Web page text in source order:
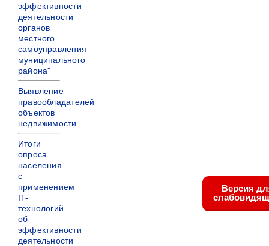
эффективности
деятельности
органов
местного
самоуправления
муниципального
района"
Выявление
правообладателей
объектов
недвижимости
Итоги
опроса
населения
с
применением
IT-
технологий
об
эффективности
деятельности
Версия